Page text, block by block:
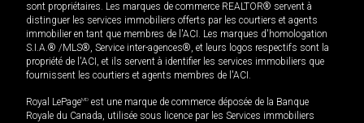
sont propriétaires. Les marques de commerce REALTOR® servent à
distinguer les services immobiliers offerts par les courtiers et agents
immobilier en tant que membres de l'ACI. Les marques d'homologation
S.I.A.® /MLS®, Service inter-agences®, et leurs logos respectifs sont la
propriété de l'ACI, et ils servent à identifier les services immobiliers que
fournissent les courtiers et agents membres de l'ACI.
Royal LePageMD est une marque de commerce déposée de la Banque
Royale du Canada, utilisée sous licence par les Services immobiliers